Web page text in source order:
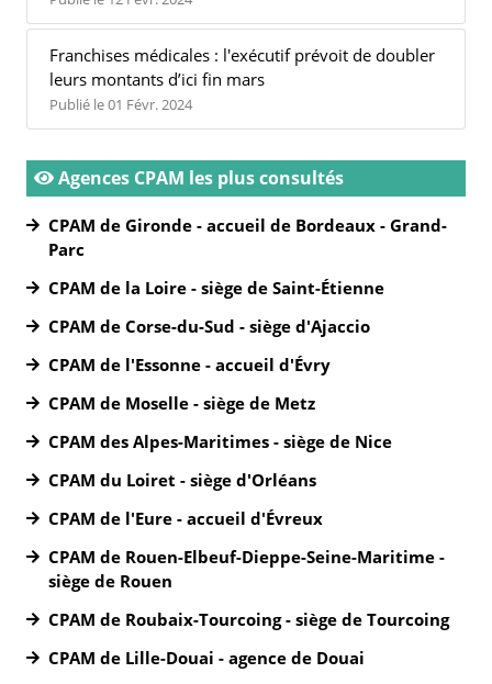
Franchises médicales : l'exécutif prévoit de doubler
leurs montants d’ici fin mars
Publié le 01 Févr. 2024
Agences CPAM les plus consultés
CPAM de Gironde - accueil de Bordeaux - Grand-
Parc
CPAM de la Loire - siège de Saint-Étienne
CPAM de Corse-du-Sud - siège d'Ajaccio
CPAM de l'Essonne - accueil d'Évry
CPAM de Moselle - siège de Metz
CPAM des Alpes-Maritimes - siège de Nice
CPAM du Loiret - siège d'Orléans
CPAM de l'Eure - accueil d'Évreux
CPAM de Rouen-Elbeuf-Dieppe-Seine-Maritime -
siège de Rouen
CPAM de Roubaix-Tourcoing - siège de Tourcoing
CPAM de Lille-Douai - agence de Douai